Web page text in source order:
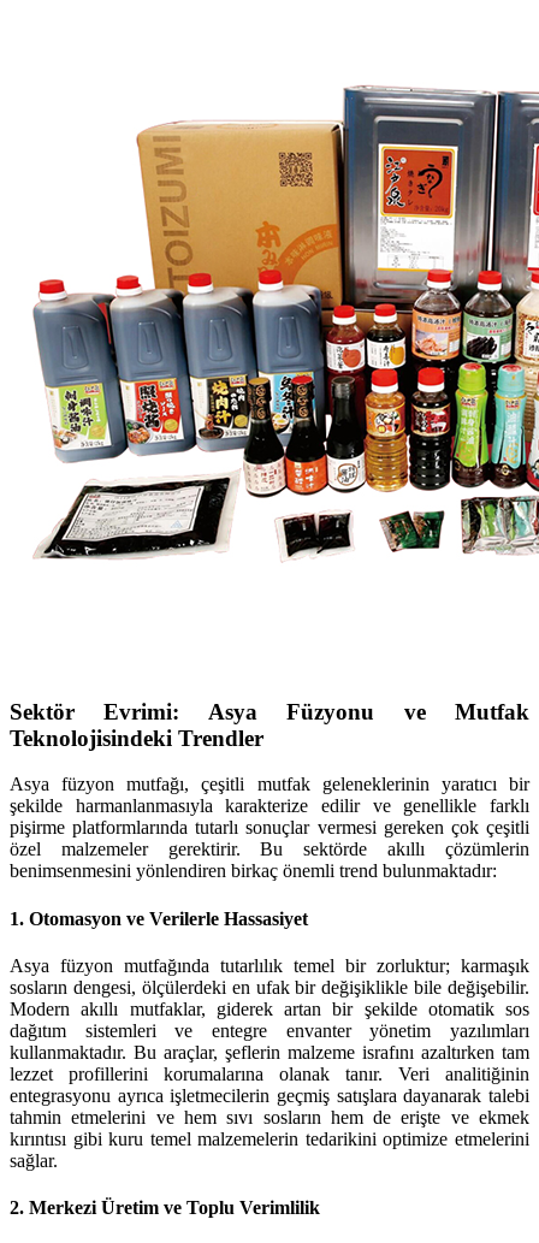
Sektör Evrimi: Asya Füzyonu ve Mutfak
Teknolojisindeki Trendler
Asya füzyon mutfağı, çeşitli mutfak geleneklerinin yaratıcı bir
şekilde harmanlanmasıyla karakterize edilir ve genellikle farklı
pişirme platformlarında tutarlı sonuçlar vermesi gereken çok çeşitli
özel malzemeler gerektirir. Bu sektörde akıllı çözümlerin
benimsenmesini yönlendiren birkaç önemli trend bulunmaktadır:
1. Otomasyon ve Verilerle Hassasiyet
Asya füzyon mutfağında tutarlılık temel bir zorluktur; karmaşık
sosların dengesi, ölçülerdeki en ufak bir değişiklikle bile değişebilir.
Modern akıllı mutfaklar, giderek artan bir şekilde otomatik sos
dağıtım sistemleri ve entegre envanter yönetim yazılımları
kullanmaktadır. Bu araçlar, şeflerin malzeme israfını azaltırken tam
lezzet profillerini korumalarına olanak tanır. Veri analitiğinin
entegrasyonu ayrıca işletmecilerin geçmiş satışlara dayanarak talebi
tahmin etmelerini ve hem sıvı sosların hem de erişte ve ekmek
kırıntısı gibi kuru temel malzemelerin tedarikini optimize etmelerini
sağlar.
2. Merkezi Üretim ve Toplu Verimlilik